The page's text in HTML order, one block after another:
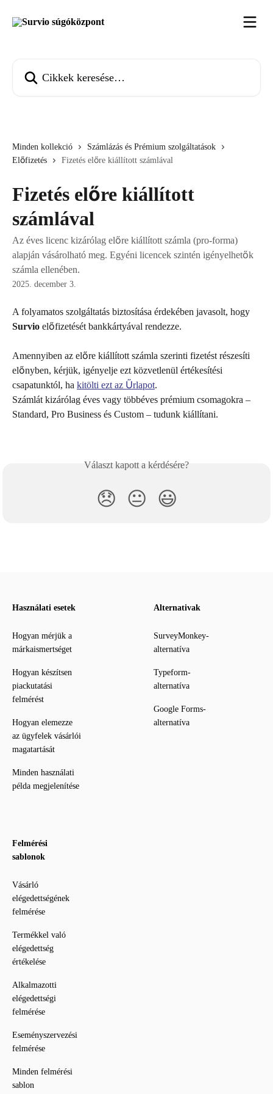
Minden kollekció
Számlázás és Prémium szolgáltatások
Előfizetés
Fizetés előre kiállított számlával
Fizetés előre kiállított
számlával
Az éves licenc kizárólag előre kiállított számla (pro-forma)
alapján vásárolható meg. Egyéni licencek szintén igényelhetők
számla ellenében.
2025. december 3.
A folyamatos szolgáltatás biztosítása érdekében javasolt, hogy
Survio előfizetését bankkártyával rendezze.
Amennyiben az előre kiállított számla szerinti fizetést részesíti
előnyben, kérjük, igényelje ezt közvetlenül értékesítési
csapatunktól, ha kitölti ezt az Űrlapot.
Számlát kizárólag éves vagy többéves prémium csomagokra –
Standard, Pro Business és Custom – tudunk kiállítani.
Választ kapott a kérdésére?
😞 😐 😃
Használati esetek
Hogyan mérjük a
márkaismertséget
Hogyan készítsen
piackutatási
felmérést
Hogyan elemezze
az ügyfelek vásárlói
magatartását
Minden használati
példa megjelenítése
Alternativak
SurveyMonkey-
alternatíva
Typeform-
alternatíva
Google Forms-
alternatíva
Felmérési
sablonok
Vásárló
elégedettségének
felmérése
Termékkel való
elégedettség
értékelése
Alkalmazotti
elégedettségi
felmérése
Eseményszervezési
felmérése
Minden felmérési
sablon